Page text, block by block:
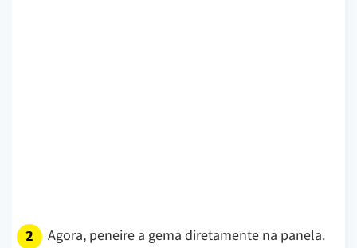
Agora, peneire a gema diretamente na panela.